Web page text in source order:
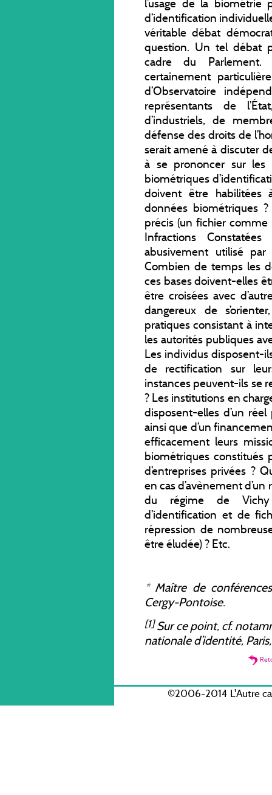
l’usage de la
d’identification
véritable débat
question. Un tel débat
cadre du Parlement.
certainement
d’Observatoire
représentants de
d’industriels, de
défense des droits de
serait amené à discuter
à se prononcer sur les
biométriques
doivent être habilitées
données biométriques
précis (un fichier
Infractions
abusivement utilisé
Combien de temps les
ces bases doivent-elles
être croisées avec
dangereux de
pratiques consistant à
les autorités publiques
Les individus disposent-
de rectification sur
instances peuvent-ils se
? Les institutions en
disposent-elles d’un
ainsi que d’un
efficacement leurs
biométriques constitués
d’entreprises privées ?
en cas d’avènement
du régime de Vichy
d’identification et de
répression de
être éludée) ? Etc.
*Maître de
Cergy-Pontoise.
[1]Sur ce point, cf.
nationale d’identité,
©2006-2014 L'Autre